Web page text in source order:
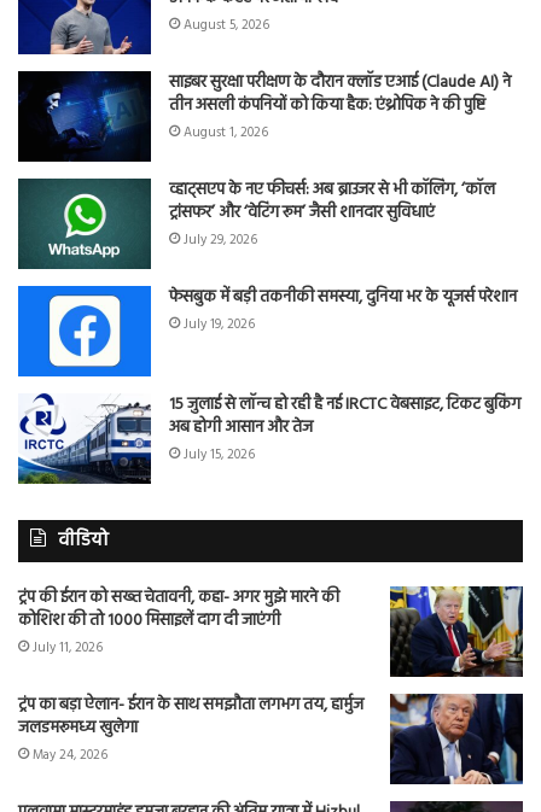
August 5, 2026
साइबर सुरक्षा परीक्षण के दौरान क्लॉड एआई (Claude AI) ने
तीन असली कंपनियों को किया हैक: एंथ्रोपिक ने की पुष्टि
August 1, 2026
व्हाट्सएप के नए फीचर्स: अब ब्राउजर से भी कॉलिंग, ‘कॉल
ट्रांसफर’ और ‘वेटिंग रूम’ जैसी शानदार सुविधाएं
July 29, 2026
फेसबुक में बड़ी तकनीकी समस्या, दुनिया भर के यूजर्स परेशान
July 19, 2026
15 जुलाई से लॉन्च हो रही है नई IRCTC वेबसाइट, टिकट बुकिंग
अब होगी आसान और तेज
July 15, 2026
वीडियो
ट्रंप की ईरान को सख्त चेतावनी, कहा- अगर मुझे मारने की
कोशिश की तो 1000 मिसाइलें दाग दी जाएंगी
July 11, 2026
ट्रंप का बड़ा ऐलान- ईरान के साथ समझौता लगभग तय, हार्मुज
जलडमरूमध्य खुलेगा
May 24, 2026